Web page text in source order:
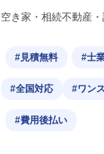
空き家・相続不動産
#見積無料 #士
#全国対応 #ワン
#費用後払い